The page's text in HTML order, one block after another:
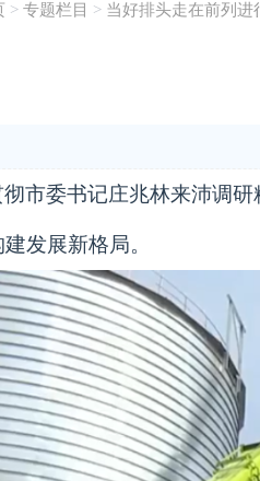
> 专题栏目 > 当好排头走在前列进
市委书记庄兆林来沛调
发展新格局。